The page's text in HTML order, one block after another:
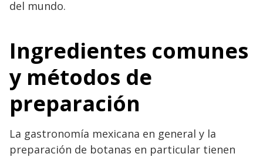
del mundo.
Ingredientes comunes
y métodos de
preparación
La gastronomía mexicana en general y la
preparación de botanas en particular tienen